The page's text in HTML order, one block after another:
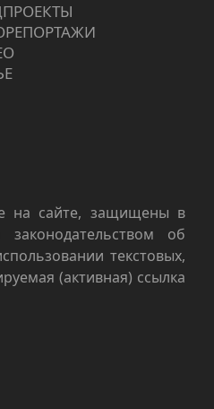
на сайте, защищены в
об
текстовых,
(активная) ссылка